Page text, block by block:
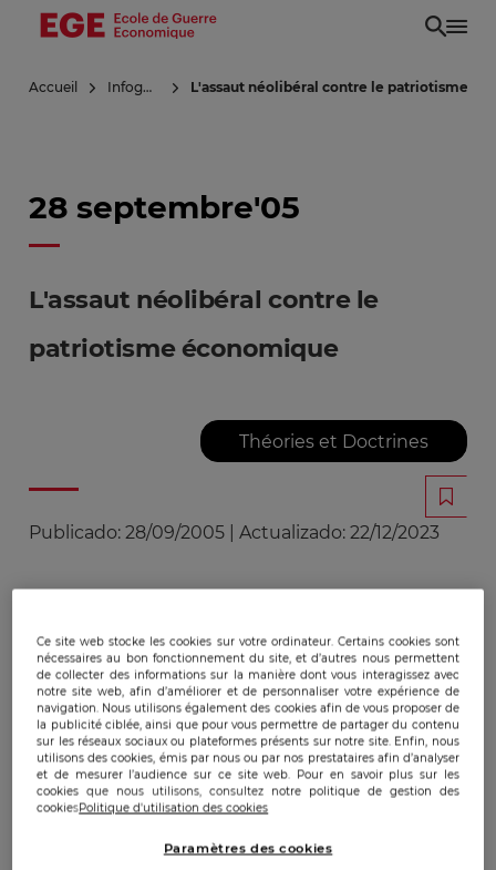
Aller
principal
Accueil Infoguerre L'assaut néolibéral contre le patriotisme
28 septembre'05
L'assaut néolibéral contre le
patriotisme économique
Théories et Doctrines
Publicado: 28/09/2005 Actualizado: 22/12/2023
des pourfendeurs de l’Etat social-démocrate,
propre à la France et aux pays européens (1). Les
différents comités sont composés de prix Nobel
d’économie de renom (Gary Becker et Ronald
Coase) et d’économistes français (Pascal Salin,
Alain Laurent, Alain-Gérard Slama…), chantres du
libéralisme à tout crin mais surtout, plus
surprenant, de personnalités françaises de
premier plan comme Jean-François Revel, Paul
Ce site web stocke les cookies sur votre ordinateur. Certains cookies sont
nécessaires au bon fonctionnement du site, et d’autres nous permettent
de collecter des informations sur la manière dont vous interagissez avec
notre site web, afin d’améliorer et de personnaliser votre expérience de
navigation. Nous utilisons également des cookies afin de vous proposer de
la publicité ciblée, ainsi que pour vous permettre de partager du contenu
sur les réseaux sociaux ou plateformes présents sur notre site. Enfin, nous
utilisons des cookies, émis par nous ou par nos prestataires afin d’analyser
et de mesurer l’audience sur ce site web. Pour en savoir plus sur les
cookies que nous utilisons, consultez notre politique de gestion des
cookiesPolitique d'utilisation des cookies
Paramètres des cookies